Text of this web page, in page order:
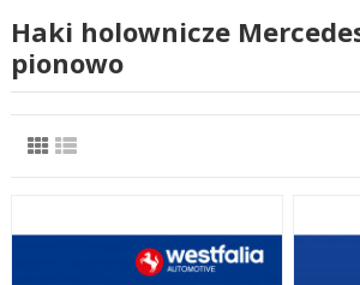
Haki holownicze
pionowo